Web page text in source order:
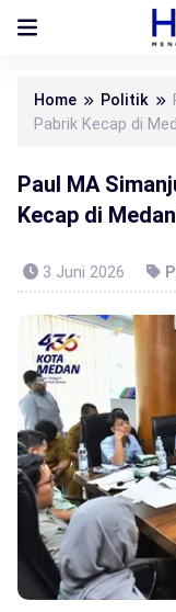
Home Politik
Pabrik Kecap di
Paul MA
Kecap di
3 Juni 2026